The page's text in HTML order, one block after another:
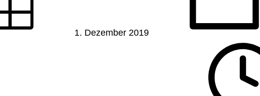
1. Dezember 2019